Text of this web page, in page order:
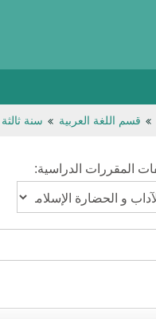
قسم اللغة العربية سنة
المقررات الدراسية: